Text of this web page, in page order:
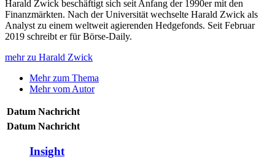
Harald Zwick beschäftigt sich seit Anfang der 1990er mit den
Finanzmärkten. Nach der Universität wechselte Harald Zwick als
Analyst zu einem weltweit agierenden Hedgefonds. Seit Februar
2019 schreibt er für Börse-Daily.
mehr zu Harald Zwick
Mehr zum Thema
Mehr vom Autor
Datum Nachricht
Datum Nachricht
Insight